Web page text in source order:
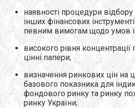
наявності процедури
інших фінансових
певним вимогам щодо умов
високого рівня концентрації
цінні папери;
визначення ринкових цін на
базового показника для
фондового ринку та ринку
ринку України;